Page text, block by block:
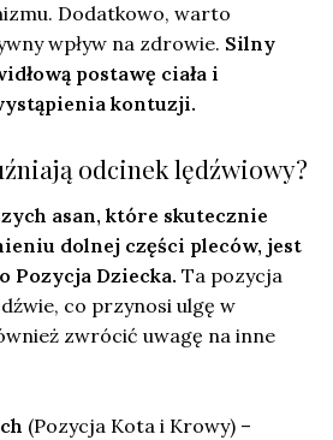
Dodatkowo, warto
wpływ na zdrowie. Silny
postawę ciała i
kontuzji.
odcinek lędźwiowy?
asan, które skutecznie
dolnej części pleców, jest
Pozycja Dziecka. Ta pozycja
co przynosi ulgę w
zwrócić uwagę na inne
(Pozycja Kota i Krowy) –